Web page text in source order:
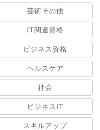
芸術その他
IT関連資格
ビジネス資格
ヘルスケア
社会
ビジネスIT
スキルアップ